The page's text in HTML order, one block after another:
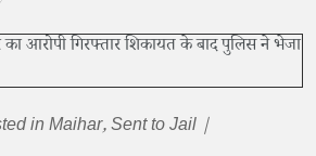
in Maihar, Sent to Jail |